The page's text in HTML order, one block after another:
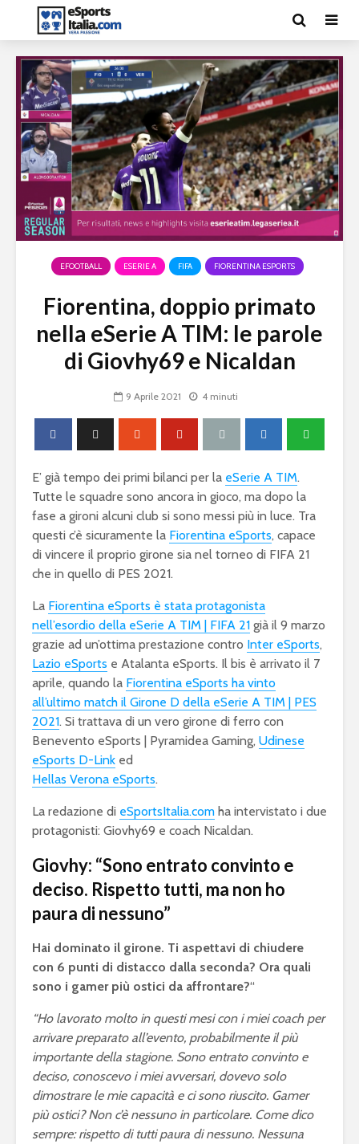
EFOOTBALL ESERIE A FIFA FIORENTINA ESPORTS
Fiorentina, doppio primato
nella eSerie A TIM: le parole
di Giovhy69 e Nicaldan
9 Aprile 2021 4 minuti
E’ già tempo dei primi bilanci per la eSerie A TIM.
Tutte le squadre sono ancora in gioco, ma dopo la
fase a gironi alcuni club si sono messi più in luce. Tra
questi c’è sicuramente la Fiorentina eSports, capace
di vincere il proprio girone sia nel torneo di FIFA 21
che in quello di PES 2021.
La Fiorentina eSports è stata protagonista
nell’esordio della eSerie A TIM | FIFA 21 già il 9 marzo
grazie ad un’ottima prestazione contro Inter eSports,
Lazio eSports e Atalanta eSports. Il bis è arrivato il 7
aprile, quando la Fiorentina eSports ha vinto
all’ultimo match il Girone D della eSerie A TIM | PES
2021. Si trattava di un vero girone di ferro con
Benevento eSports | Pyramidea Gaming, Udinese
eSports D-Link ed
Hellas Verona eSports.
La redazione di eSportsItalia.com ha intervistato i due
protagonisti: Giovhy69 e coach Nicaldan.
Giovhy: “Sono entrato convinto e
deciso. Rispetto tutti, ma non ho
paura di nessuno”
Hai dominato il girone. Ti aspettavi di chiudere
con 6 punti di distacco dalla seconda? Ora quali
sono i gamer più ostici da affrontare?“
“Ho lavorato molto in questi mesi con i miei coach per
arrivare preparato all’evento, probabilmente il più
importante della stagione. Sono entrato convinto e
deciso, conoscevo i miei avversari, dovevo solo
dimostrare le mie capacità e ci sono riuscito. Gamer
più ostici? Non c’è nessuno in particolare. Come dico
sempre: rispetto di tutti paura di nessuno. Nessuna